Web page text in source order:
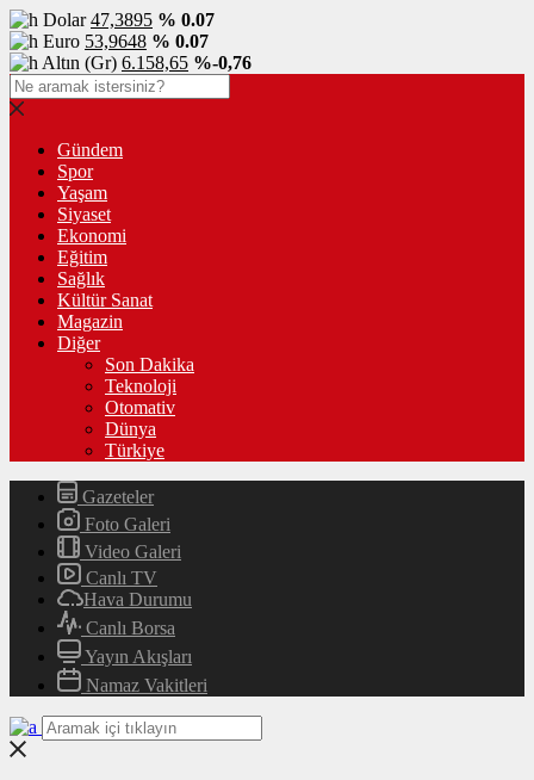
Dolar47,3895 % 0.07
Euro 53,9648 % 0.07
Altın (Gr) 6.158,65 %-0,76
Gündem
Spor
Yaşam
Siyaset
Ekonomi
Eğitim
Sağlık
Kültür Sanat
Magazin
Diğer
Son Dakika
Teknoloji
Otomativ
Dünya
Türkiye
Gazeteler
Foto Galeri
Video Galeri
Canlı TV
Hava Durumu
Canlı Borsa
Yayın Akışları
Namaz Vakitleri